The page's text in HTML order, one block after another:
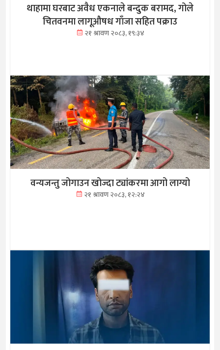
थाहामा घरबाट अवैध एकनाले बन्दुक बरामद, गोले
चितवनमा लागूऔषध गाँजा सहित पक्राउ
२१ श्रावण २०८३, १९:३४
वन्यजन्तु जोगाउन खोज्दा ट्यांकरमा आगो लाग्यो
२१ श्रावण २०८३, १२:२४